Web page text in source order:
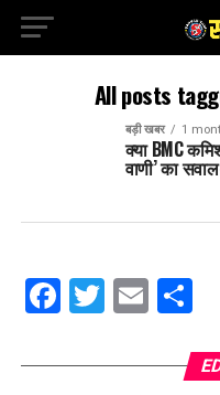
All posts
बड़ी खबर 1
क्या BMC
वाणी’ का
Facebook
Twitter
Email